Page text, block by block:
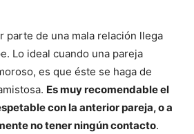
parte de una mala relación llega
Lo ideal cuando una pareja
es que éste se haga de
Es muy recomendable el
con la anterior pareja, o a
no tener ningún contacto.